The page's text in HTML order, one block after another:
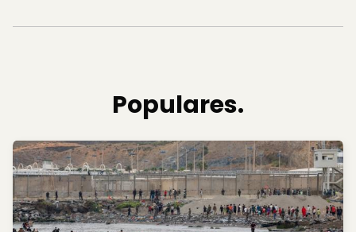
Populares.